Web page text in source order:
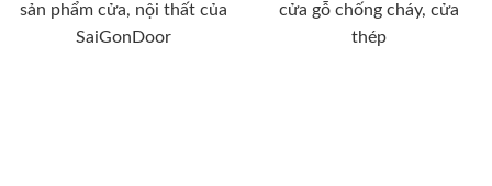
sản phẩm cửa, nội thất của
SaiGonDoor
cửa gỗ chống cháy, cửa
thép